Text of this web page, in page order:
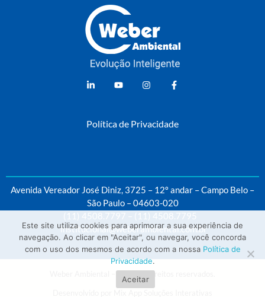
Política de Privacidade
Avenida Vereador José Diniz, 3725 – 12º andar – Campo Belo –
São Paulo – 04603-020
(11) 4508.7797 – (11) 4508.7795
institucional@weberambiental.com.br
Weber Ambiental – Todos os direitos reservados.
Este site utiliza cookies para aprimorar a sua experiência de
navegação. Ao clicar em "Aceitar", ou navegar, você concorda
com o uso dos mesmos de acordo com a nossa Política de
Privacidade.
Aceitar